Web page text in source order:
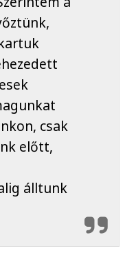
csak
előtt,
álltunk